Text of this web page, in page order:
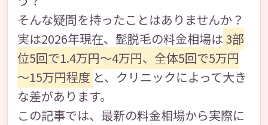
そんな疑問を持ったことはありませんか？
実は2026年現在、髭脱毛の料金相場は 3部
位5回で1.4万円～4万円、全体5回で5万円
～15万円程度 と、クリニックによって大き
な差があります。
この記事では、最新の料金相場から実際に